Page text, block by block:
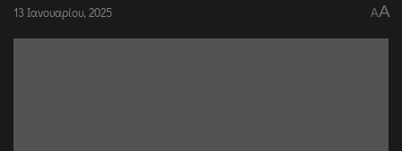
13 Ιανουαρίου, 2025 AA